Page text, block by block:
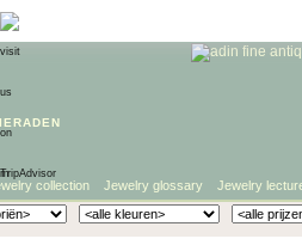
collection Jewelry glossary Jewelry